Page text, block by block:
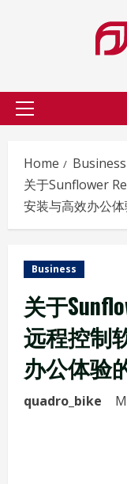
Primary
Home
Business
关于Sunflower
安装与高效办公
Business
关于
远程控制
办公体验
quadro_bike